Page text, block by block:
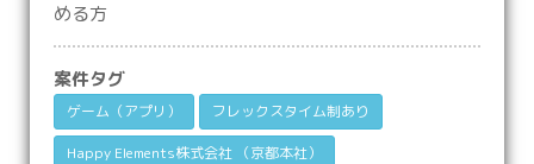
める方
案件タグ
ゲーム（アプリ） フレックスタイム制あり
Happy Elements株式会社 （京都本社）